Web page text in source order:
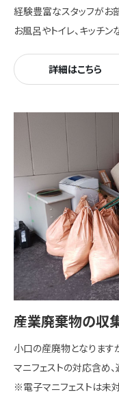
経験豊富なスタッフがお
お風呂やトイレ、キッチ
詳細はこちら
産業廃棄物の収
小口の産廃物となります
マニフェストの対応含め
※電子マニフェストは未